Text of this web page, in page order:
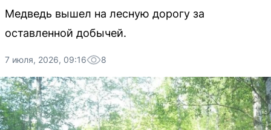
Медведь вышел на лесную дорогу за
оставленной добычей.
7 июля, 2026, 09:16 8